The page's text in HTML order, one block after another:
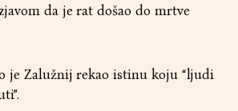
da je rat došao do mrtve
je Zalužnij rekao istinu koju “ljudi